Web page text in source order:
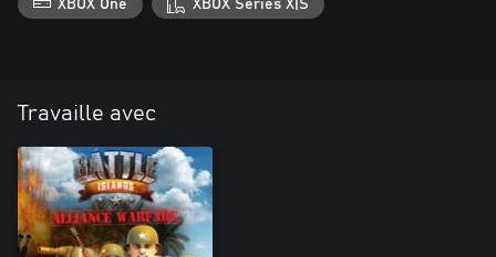
XBOX One XBOX Series X|S
Travaille avec